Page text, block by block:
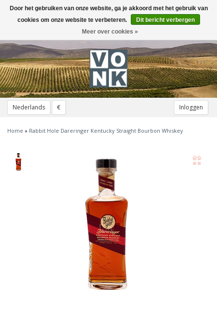
Nederlands € Inloggen
Toggle
navigation
Home » Rabbit Hole Dareringer Kentucky Straight Bourbon Whiskey
Door het gebruiken van onze website, ga je akkoord met het gebruik van
cookies om onze website te verbeteren.
Dit bericht verbergen
Meer over cookies »